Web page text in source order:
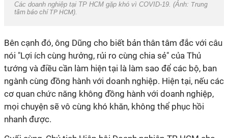
Các doanh nghiệp tại TP HCM gặp khó vì COVID-19. (Ảnh: Trung
tâm báo chí TP HCM).
Bên cạnh đó, ông Dũng cho biết bản thân tâm đắc với câu
nói "Lợi ích cùng hưởng, rủi ro cùng chia sẻ" của Thủ
tướng và điều cần làm hiện tại là làm sao để các bộ, ban
ngành cùng đồng hành với doanh nghiệp. Hiện tại, nếu các
cơ quan chức năng không đồng hành với doanh nghiệp,
mọi chuyện sẽ vô cùng khó khăn, không thể phục hồi
nhanh được.